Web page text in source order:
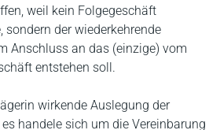
weil kein Folgegeschäft
sondern der wiederkehrende
Anschluss an das (einzige) vom
entstehen soll.
wirkende Auslegung der
handele sich um die Vereinbarung